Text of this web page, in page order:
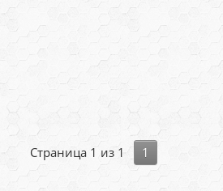
Страница 1 из1 1